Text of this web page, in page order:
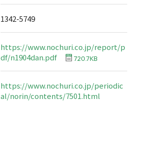
1342-5749
https://www.nochuri.co.jp/report/p
df/n1904dan.pdf
720.7KB
https://www.nochuri.co.jp/periodic
al/norin/contents/7501.html